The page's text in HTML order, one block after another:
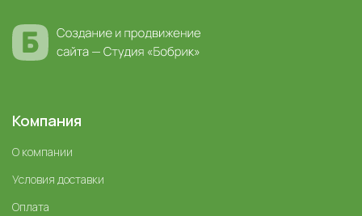
Компания
О компании
Условия доставки
Оплата